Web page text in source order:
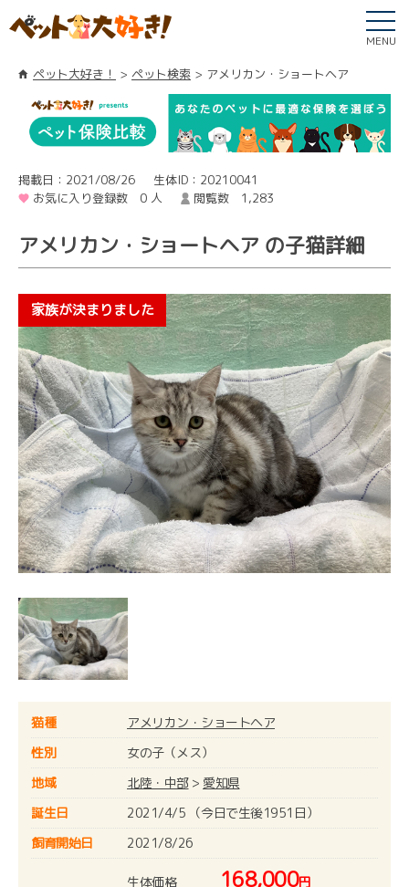
MENU
ペット大好き！ ペット検索 アメリカン・ショートヘア
掲載日：2021/08/26
生体ID：20210041
お気に入り登録数 0 人
閲覧数 1,283
アメリカン・ショートヘア の子猫詳細
猫種
アメリカン・ショートヘア
性別
女の子（メス）
地域
北陸・中部> 愛知県
誕生日
2021/4/5 （今日で生後1951日）
飼育開始日
2021/8/26
生体価格 168,000円